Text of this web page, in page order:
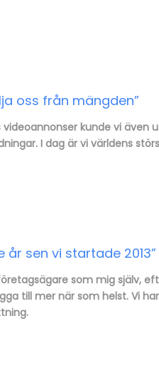
oss från mängden”
videoannonser kunde vi även
I dag är vi världens
sen vi startade 2013”
som mig själv,
till mer när som helst. Vi har